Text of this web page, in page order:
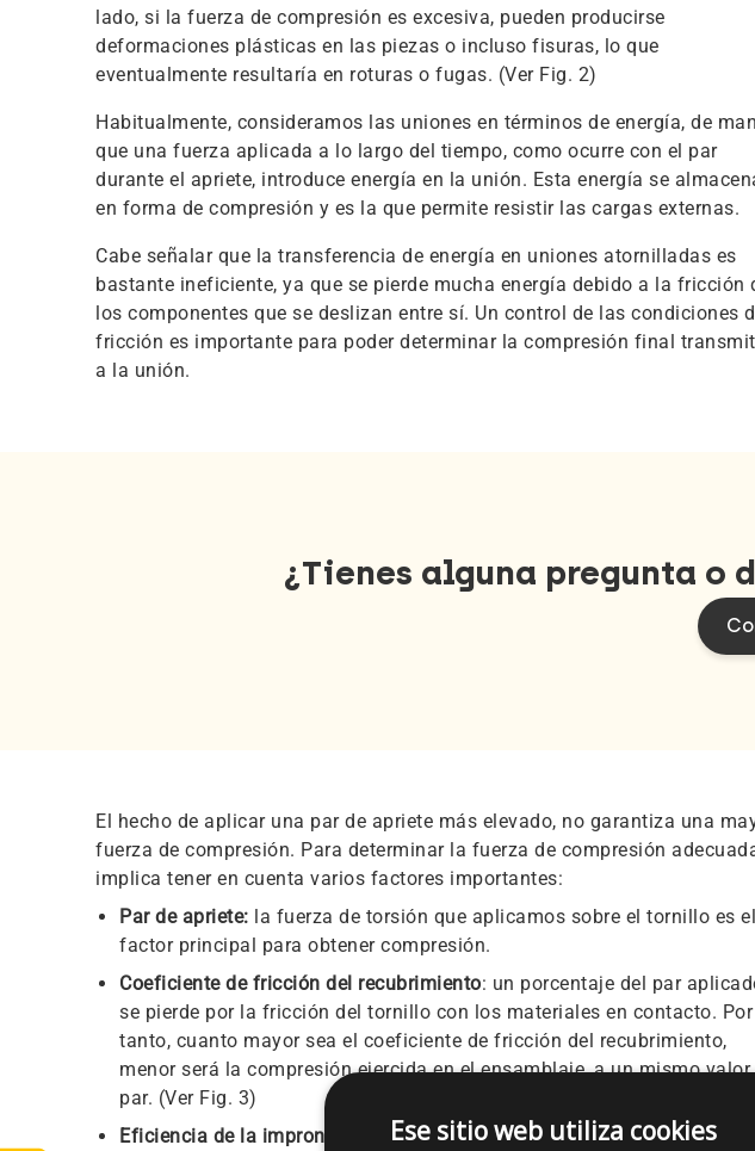
lado, si la fuerza de compresión es excesiva, pueden producirse
deformaciones plásticas en las piezas o incluso fisuras, lo que
eventualmente resultaría en roturas o fugas. (Ver Fig. 2)
Habitualmente, consideramos las uniones en términos de energía, de
que una fuerza aplicada a lo largo del tiempo, como ocurre con el par
durante el apriete, introduce energía en la unión. Esta energía se
en forma de compresión y es la que permite resistir las cargas externas.
Cabe señalar que la transferencia de energía en uniones atornilladas es
bastante ineficiente, ya que se pierde mucha energía debido a la fricción
los componentes que se deslizan entre sí. Un control de las condiciones
fricción es importante para poder determinar la compresión final
a la unión.
¿Tienes alguna pregunta o
El hecho de aplicar una par de apriete más elevado, no garantiza una
fuerza de compresión. Para determinar la fuerza de compresión
implica tener en cuenta varios factores importantes:
Par de apriete: la fuerza de torsión que aplicamos sobre el tornillo es el
factor principal para obtener compresión.
Coeficiente de fricción del recubrimiento: un porcentaje del par
se pierde por la fricción del tornillo con los materiales en contacto. Por
tanto, cuanto mayor sea el coeficiente de fricción del recubrimiento,
menor será la compresión ejercida en el ensamblaje, a un mismo valor
par. (Ver Fig. 3)
Eficiencia de la impronta:
la impronta transmite el par desde el
Ese sitio web utiliza cookies